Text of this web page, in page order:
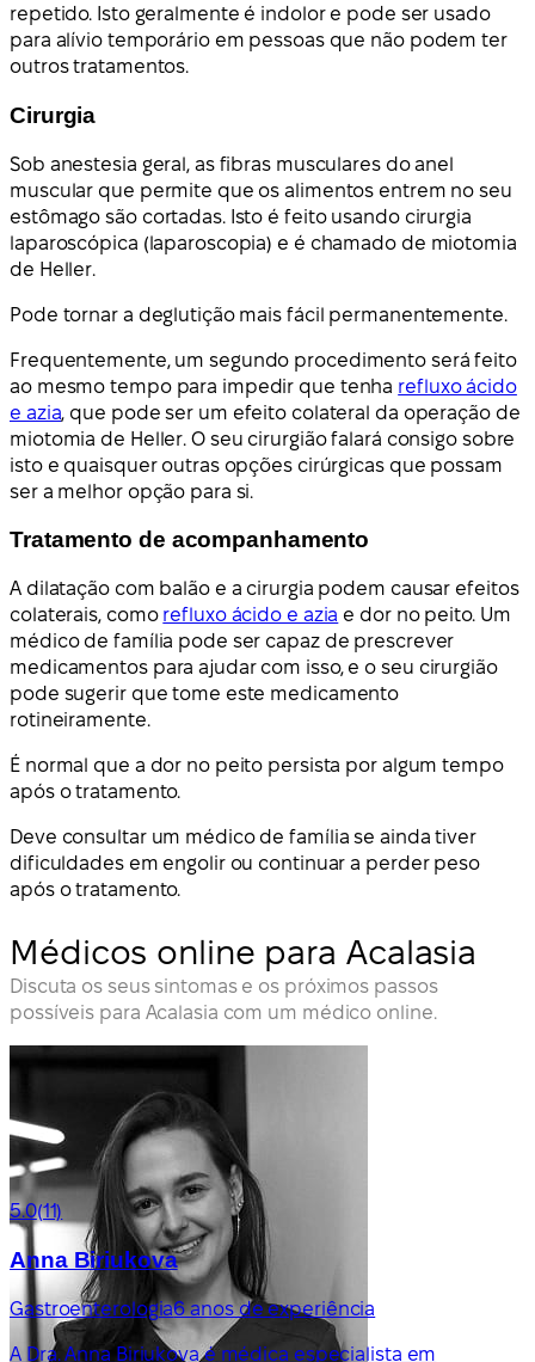
repetido. Isto geralmente é indolor e pode ser usado
para alívio temporário em pessoas que não podem ter
outros tratamentos.
Cirurgia
Sob anestesia geral, as fibras musculares do anel
muscular que permite que os alimentos entrem no seu
estômago são cortadas. Isto é feito usando cirurgia
laparoscópica (laparoscopia) e é chamado de miotomia
de Heller.
Pode tornar a deglutição mais fácil permanentemente.
Frequentemente, um segundo procedimento será feito
ao mesmo tempo para impedir que tenha refluxo ácido
e azia, que pode ser um efeito colateral da operação de
miotomia de Heller. O seu cirurgião falará consigo sobre
isto e quaisquer outras opções cirúrgicas que possam
ser a melhor opção para si.
Tratamento de acompanhamento
A dilatação com balão e a cirurgia podem causar efeitos
colaterais, como refluxo ácido e azia e dor no peito. Um
médico de família pode ser capaz de prescrever
medicamentos para ajudar com isso, e o seu cirurgião
pode sugerir que tome este medicamento
rotineiramente.
É normal que a dor no peito persista por algum tempo
após o tratamento.
Deve consultar um médico de família se ainda tiver
dificuldades em engolir ou continuar a perder peso
após o tratamento.
Médicos online para Acalasia
Discuta os seus sintomas e os próximos passos
possíveis para Acalasia com um médico online.
5.0(11)
Anna Biriukova
Gastroenterologia6 anos de experiência
A Dra. Anna Biriukova é médica especialista em